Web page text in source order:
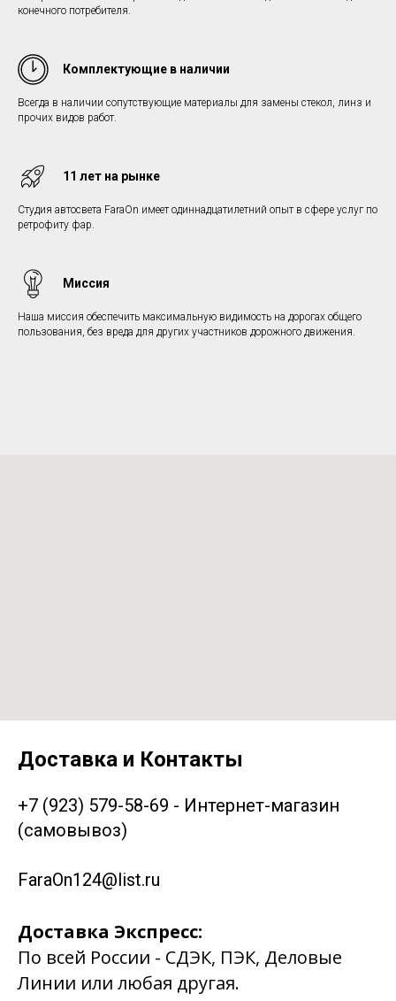
конечного потребителя.
Комплектующие в наличии
Всегда в наличии сопутствующие материалы для замены стекол, линз и
прочих видов работ.
11 лет на рынке
Студия автосвета FaraOn имеет одиннадцатилетний опыт в сфере услуг по
ретрофиту фар.
Миссия
Наша миссия обеспечить максимальную видимость на дорогах общего
пользования, без вреда для других участников дорожного движения.
Доставка и Контакты
+7 (923) 579-58-69 - Интернет-магазин
(самовывоз)
FaraOn124@list.ru
Доставка Экспресс:
По всей России - СДЭК, ПЭК, Деловые
Линии или любая другая.